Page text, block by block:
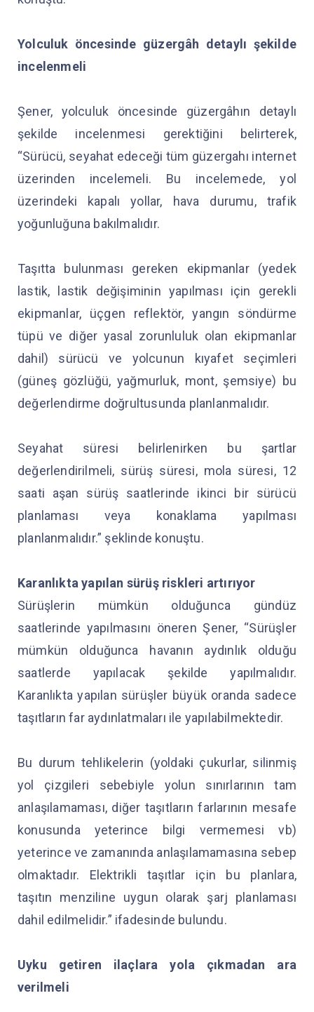
Yolculuk öncesinde güzergâh detaylı şekilde
incelenmeli
Şener, yolculuk öncesinde güzergâhın detaylı
şekilde incelenmesi gerektiğini belirterek,
“Sürücü, seyahat edeceği tüm güzergahı internet
üzerinden incelemeli. Bu incelemede, yol
üzerindeki kapalı yollar, hava durumu, trafik
yoğunluğuna bakılmalıdır.
Taşıtta bulunması gereken ekipmanlar (yedek
lastik, lastik değişiminin yapılması için gerekli
ekipmanlar, üçgen reflektör, yangın söndürme
tüpü ve diğer yasal zorunluluk olan ekipmanlar
dahil) sürücü ve yolcunun kıyafet seçimleri
(güneş gözlüğü, yağmurluk, mont, şemsiye) bu
değerlendirme doğrultusunda planlanmalıdır.
Seyahat süresi belirlenirken bu şartlar
değerlendirilmeli, sürüş süresi, mola süresi, 12
saati aşan sürüş saatlerinde ikinci bir sürücü
planlaması veya konaklama yapılması
planlanmalıdır.” şeklinde konuştu.
Karanlıkta yapılan sürüş riskleri artırıyor
Sürüşlerin mümkün olduğunca gündüz
saatlerinde yapılmasını öneren Şener, “Sürüşler
mümkün olduğunca havanın aydınlık olduğu
saatlerde yapılacak şekilde yapılmalıdır.
Karanlıkta yapılan sürüşler büyük oranda sadece
taşıtların far aydınlatmaları ile yapılabilmektedir.
Bu durum tehlikelerin (yoldaki çukurlar, silinmiş
yol çizgileri sebebiyle yolun sınırlarının tam
anlaşılamaması, diğer taşıtların farlarının mesafe
konusunda yeterince bilgi vermemesi vb)
yeterince ve zamanında anlaşılamamasına sebep
olmaktadır. Elektrikli taşıtlar için bu planlara,
taşıtın menziline uygun olarak şarj planlaması
dahil edilmelidir.” ifadesinde bulundu.
Uyku getiren ilaçlara yola çıkmadan ara
verilmeli